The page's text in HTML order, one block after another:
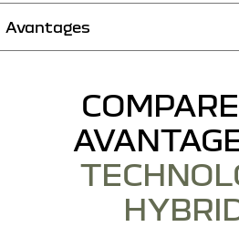
Le moteur électrique permet un roulage
apporte un gain de puissance au moteur
La boîte de vitesse multimode permet le
modes de roulage :
100% électrique
électrique + thermique
100% thermique.
Avantages
Jusqu’à 40% * de gain en
réduction de CO2 par rapport à un
80%** du temps de trajet en ville en
* En consommation en cycle urbain
** Résultats d’essais internes utilisant la phase urbaine (low) du
Cycle). % du temps de trajet, variant selon les conditions deroulage